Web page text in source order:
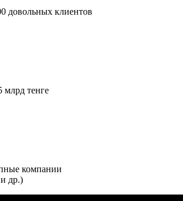
довольных клиентов
млрд тенге
компании
др.)